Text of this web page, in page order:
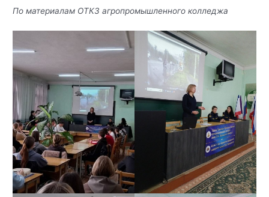
По материалам ОТКЗ агропромышленного колледжа